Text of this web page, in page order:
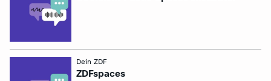
Dein ZDF
ZDFspaces